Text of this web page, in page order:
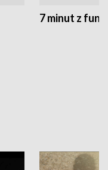
7 minut z